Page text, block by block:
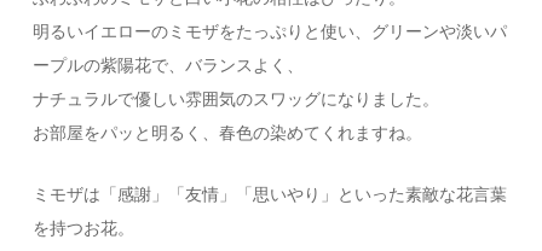
明るいイエローのミモザをたっぷりと使い、グリーンや淡いパ
ープルの紫陽花で、バランスよく、
ナチュラルで優しい雰囲気のスワッグになりました。
お部屋をパッと明るく、春色の染めてくれますね。
ミモザは「感謝」「友情」「思いやり」といった素敵な花言葉
を持つお花。